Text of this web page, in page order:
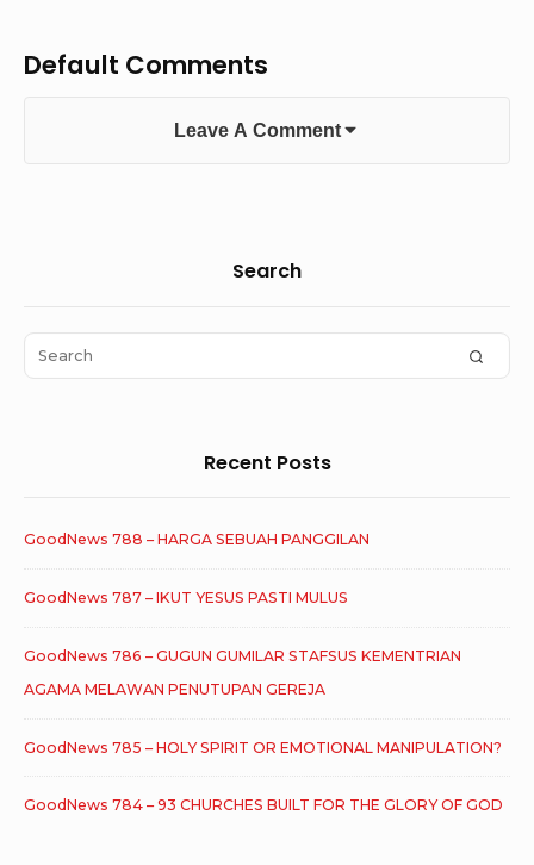
Default Comments
Leave A Comment
Area
Search
Search
for:
Recent Posts
GoodNews 788 – HARGA SEBUAH PANGGILAN
GoodNews 787 – IKUT YESUS PASTI MULUS
GoodNews 786 – GUGUN GUMILAR STAFSUS KEMENTRIAN
AGAMA MELAWAN PENUTUPAN GEREJA
GoodNews 785 – HOLY SPIRIT OR EMOTIONAL MANIPULATION?
GoodNews 784 – 93 CHURCHES BUILT FOR THE GLORY OF GOD